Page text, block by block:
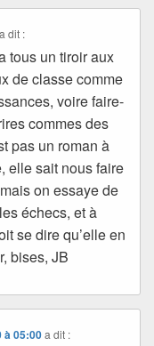
a dit :
tous un tiroir aux
de classe comme
voire faire-
commes des
pas un roman à
elle sait nous faire
on essaye de
échecs, et à
se dire qu’elle en
bises, JB
à 05:00 a dit :